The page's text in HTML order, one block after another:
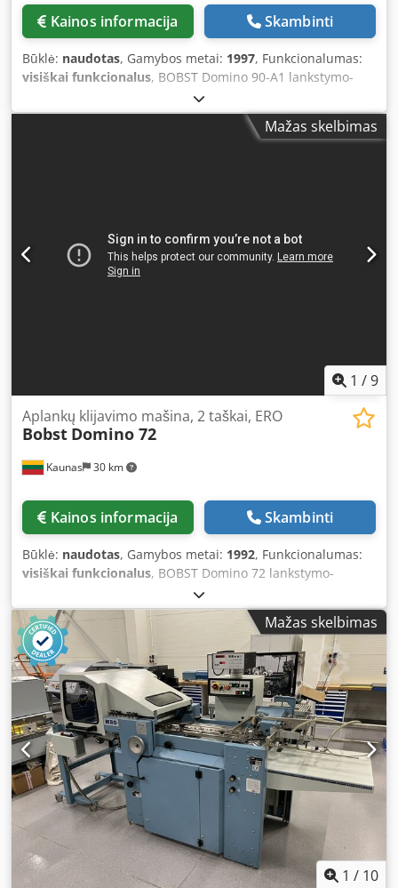
Kainos informacija Skambinti
Būklė: naudotas, Gamybos metai: 1997, Funkcionalumas:
visiškai funkcionalus, BOBST Domino 90-A1 lankstymo-
klijavimo mašina pardavimui! Metai: 1997 Crodpjxnzq Djfx
Am Rof Šalto klijavimo ERO sistema su 4 klijų galvutėmis
Maksimalus plotis: 900 mm Minimalus plotis: 126 mm
Mažas skelbimas
1 /9
Kaunas 30 km
Aplankų klijavimo mašina, 2 taškai, ERO
Bobst Domino 72
Kainos informacija Skambinti
Būklė: naudotas, Gamybos metai: 1992, Funkcionalumas:
visiškai funkcionalus, BOBST Domino 72 lankstymo-
klijavimo įrenginys parduodamas! Metai: 1992 ERO šalto
klijavimo sistema su 2 klijų pistoletais Maks. plotis: 720 mm
Min. plotis: 126 mm Maks. greitis: 400 m/min Kompaktiškas
kartonas iki 600 g/m². Credpoxlki Refx Am Ref Automatinė
dugno sistema Skaičiuojantis išstūmėjas
Mažas skelbimas
1 / 10